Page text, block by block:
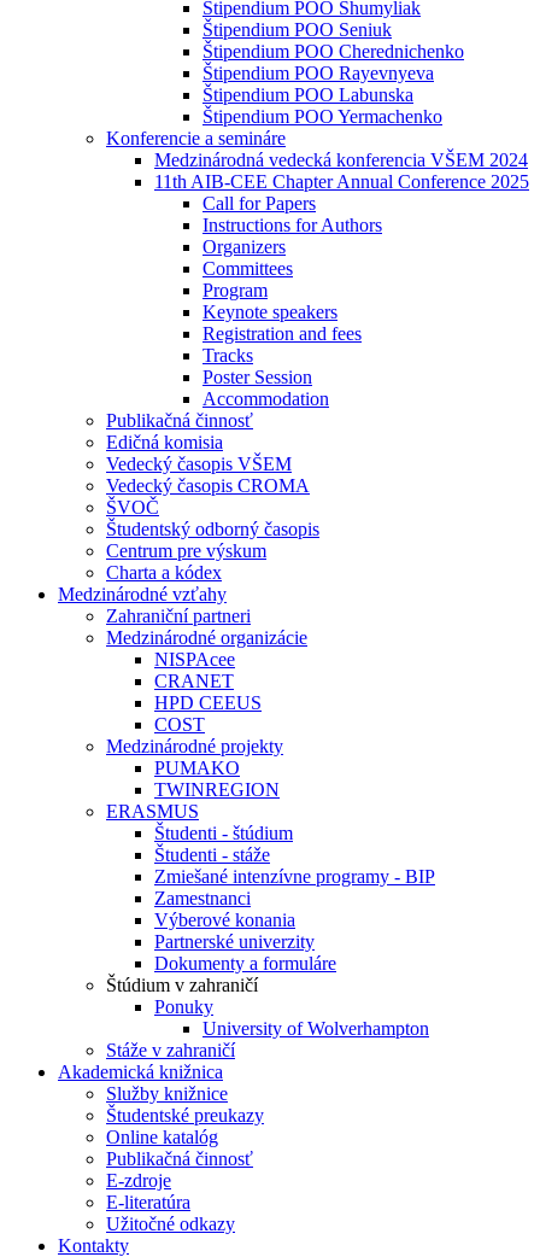
Štipendium POO Shumyliak
Štipendium POO Seniuk
Štipendium POO Cherednichenko
Štipendium POO Rayevnyeva
Štipendium POO Labunska
Štipendium POO Yermachenko
Konferencie a semináre
Medzinárodná vedecká konferencia VŠEM 2024
11th AIB-CEE Chapter Annual Conference 2025
Call for Papers
Instructions for Authors
Organizers
Committees
Program
Keynote speakers
Registration and fees
Tracks
Poster Session
Accommodation
Publikačná činnosť
Edičná komisia
Vedecký časopis VŠEM
Vedecký časopis CROMA
ŠVOČ
Študentský odborný časopis
Centrum pre výskum
Charta a kódex
Medzinárodné vzťahy
Zahraniční partneri
Medzinárodné organizácie
NISPAcee
CRANET
HPD CEEUS
COST
Medzinárodné projekty
PUMAKO
TWINREGION
ERASMUS
Študenti - štúdium
Študenti - stáže
Zmiešané intenzívne programy - BIP
Zamestnanci
Výberové konania
Partnerské univerzity
Dokumenty a formuláre
Štúdium v zahraničí
Ponuky
University of Wolverhampton
Stáže v zahraničí
Akademická knižnica
Služby knižnice
Študentské preukazy
Online katalóg
Publikačná činnosť
E-zdroje
E-literatúra
Užitočné odkazy
Kontakty